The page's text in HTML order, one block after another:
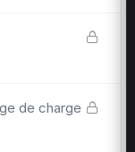
de charge